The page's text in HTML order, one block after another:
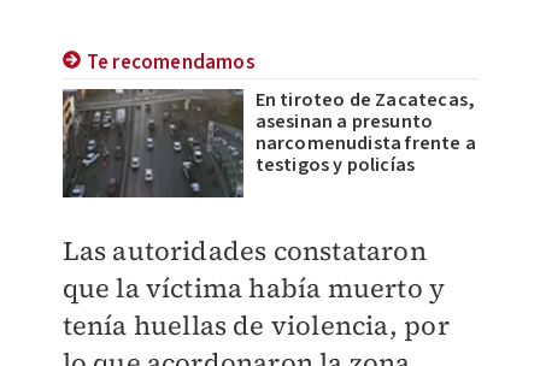
Te recomendamos
En tiroteo de Zacatecas,
asesinan a presunto
narcomenudista frente a
testigos y policías
Las autoridades constataron
que la víctima había muerto y
tenía huellas de violencia, por